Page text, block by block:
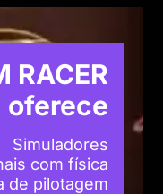
RACER
oferece
Simuladores
com física
de pilotagem